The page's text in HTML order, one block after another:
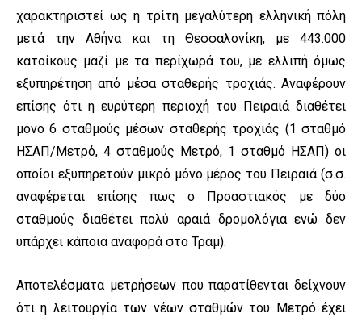
χαρακτηριστεί ως η τρίτη μεγαλύτερη ελληνική πόλη
μετά την Αθήνα και τη Θεσσαλονίκη, με 443.000
κατοίκους μαζί με τα περίχωρά του, με ελλιπή όμως
εξυπηρέτηση από μέσα σταθερής τροχιάς. Αναφέρουν
επίσης ότι η ευρύτερη περιοχή του Πειραιά διαθέτει
μόνο 6 σταθμούς μέσων σταθερής τροχιάς (1 σταθμό
ΗΣΑΠ/Μετρό, 4 σταθμούς Μετρό, 1 σταθμό ΗΣΑΠ) οι
οποίοι εξυπηρετούν μικρό μόνο μέρος του Πειραιά (σ.σ.
αναφέρεται επίσης πως ο Προαστιακός με δύο
σταθμούς διαθέτει πολύ αραιά δρομολόγια ενώ δεν
υπάρχει κάποια αναφορά στο Τραμ).
Αποτελέσματα μετρήσεων που παρατίθενται δείχνουν
ότι η λειτουργία των νέων σταθμών του Μετρό έχει